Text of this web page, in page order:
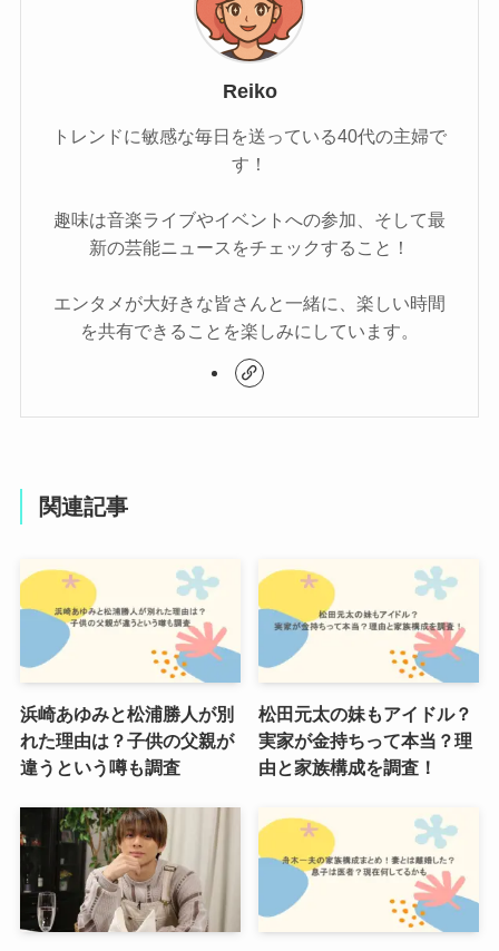
Reiko
トレンドに敏感な毎日を送っている40代の主婦で
す！
趣味は音楽ライブやイベントへの参加、そして最
新の芸能ニュースをチェックすること！
エンタメが大好きな皆さんと一緒に、楽しい時間
を共有できることを楽しみにしています。
関連記事
浜崎あゆみと松浦勝人が別
れた理由は？子供の父親が
違うという噂も調査
松田元太の妹もアイドル？
実家が金持ちって本当？理
由と家族構成を調査！